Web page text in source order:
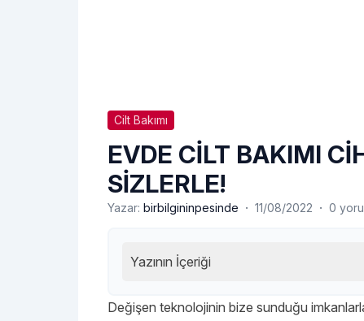
Cilt Bakımı
EVDE CİLT BAKIMI
SİZLERLE!
Yazar: birbilgininpesinde · 11/08/2022 · 0
Yazının İçeriği
Değişen teknolojinin bize sunduğu